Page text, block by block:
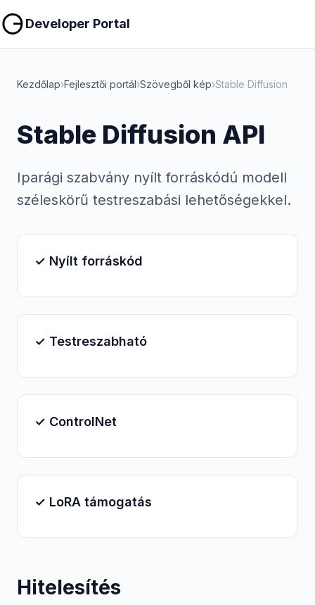
Developer Portal
Kezdőlap›Fejlesztői portál›Szövegből kép›Stable Diffusion
Stable Diffusion API
Iparági szabvány nyílt forráskódú modell
széleskörű testreszabási lehetőségekkel.
✓ Nyílt forráskód
✓ Testreszabható
✓ ControlNet
✓ LoRA támogatás
Hitelesítés